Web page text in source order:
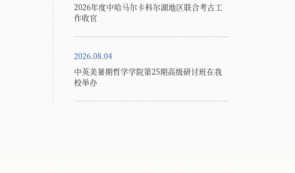
2026年度中哈马尔卡科尔湖地区联合考古工
作收官
2026.08.04
中英美暑期哲学学院第25期高级研讨班在我
校举办